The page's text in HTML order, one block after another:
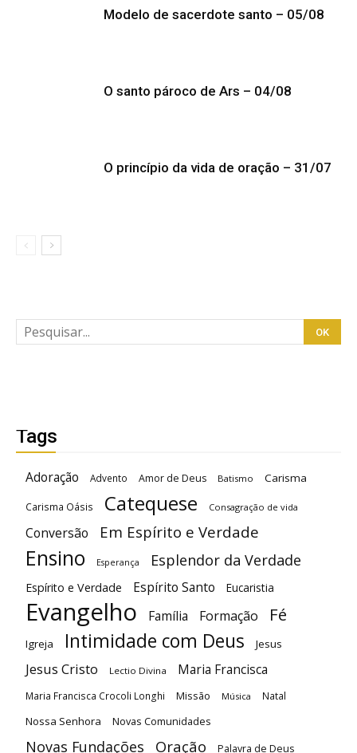
Modelo de sacerdote santo – 05/08
O santo pároco de Ars – 04/08
O princípio da vida de oração – 31/07
Tags
Adoração Advento Amor de Deus Batismo Carisma
Carisma Oásis Catequese Consagração de vida
Conversão Em Espírito e Verdade
Ensino Esperança Esplendor da Verdade
Espírito e Verdade Espírito Santo Eucaristia
Evangelho Família Formação Fé
Igreja Intimidade com Deus Jesus
Jesus Cristo Lectio Divina Maria Francisca
Maria Francisca Crocoli Longhi Missão Música Natal
Nossa Senhora Novas Comunidades
Novas Fundações Oração Palavra de Deus